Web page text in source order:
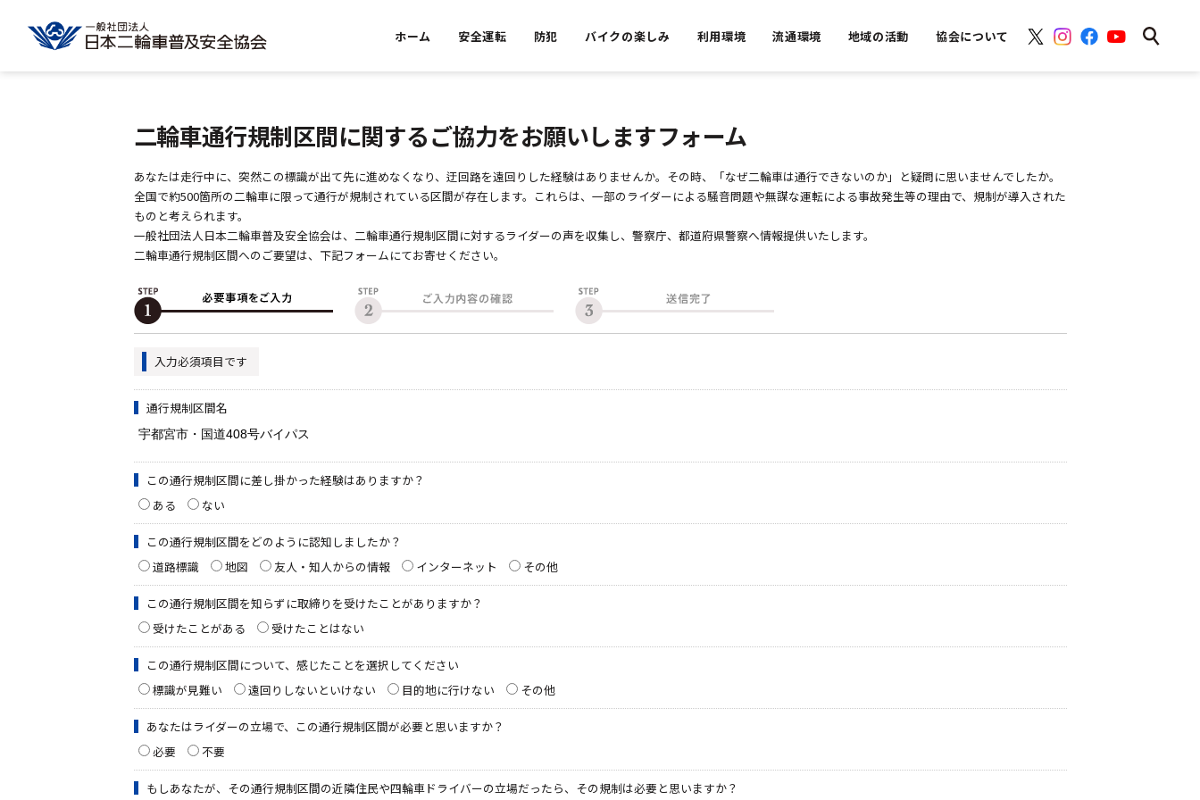
ホーム 安全運転 防犯 バイクの楽しみ 利用環境 流通環境 地域の活動 協会について
二輪車通行規制区間に関するご協力をお願いしますフォーム
あなたは走行中に、突然この標識が出て先に進めなくなり、迂回路を遠回りした経験はありませんか。その時、「なぜ二輪車は通行できないのか」と疑問に思いませんでしたか。
全国で約500箇所の二輪車に限って通行が規制されている区間が存在します。これらは、一部のライダーによる騒音問題や無謀な運転による事故発生等の理由で、規制が導入された
ものと考えられます。
一般社団法人日本二輪車普及安全協会は、二輪車通行規制区間に対するライダーの声を収集し、警察庁、都道府県警察へ情報提供いたします。
二輪車通行規制区間へのご要望は、下記フォームにてお寄せください。
入力必須項目です
通行規制区間名
この通行規制区間に差し掛かった経験はありますか？
ある
ない
この通行規制区間をどのように認知しましたか？
道路標識
地図 友人・知人からの情報 インターネット その他
この通行規制区間を知らずに取締りを受けたことがありますか？
受けたことがある
受けたことはない
この通行規制区間について、感じたことを選択してください
標識が見難い
遠回りしないといけない 目的地に行けない その他
あなたはライダーの立場で、この通行規制区間が必要と思いますか？
必要
不要
もしあなたが、その通行規制区間の近隣住民や四輪車ドライバーの立場だったら、その規制は必要と思いますか？